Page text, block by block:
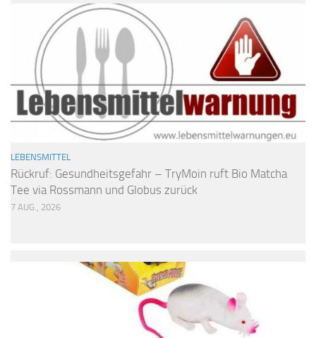
LEBENSMITTEL
Rückruf: Gesundheitsgefahr – TryMoin ruft Bio Matcha
Tee via Rossmann und Globus zurück
7 AUG., 2026